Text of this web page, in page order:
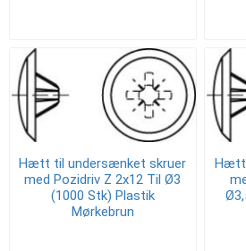
Hætt til undersænket skruer
med Pozidriv Z 2x12 Til Ø3
(1000 Stk) Plastik
Mørkebrun
Hætt